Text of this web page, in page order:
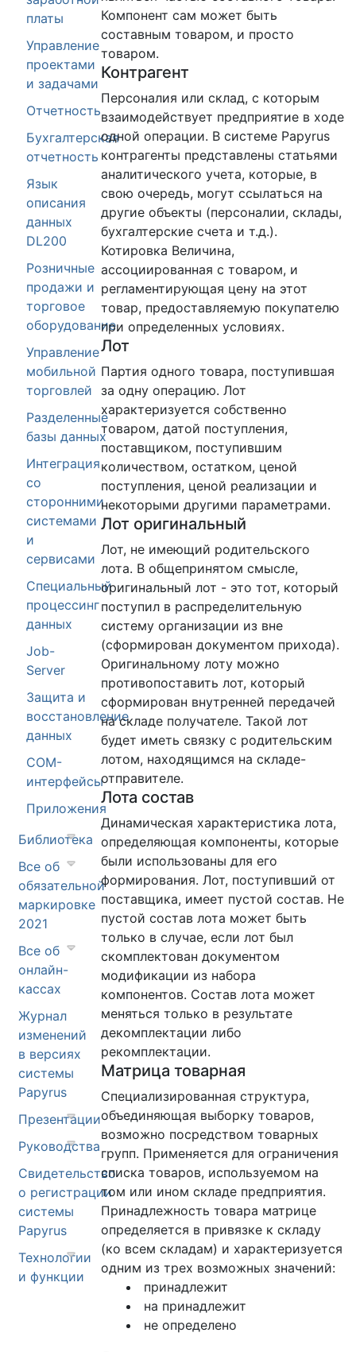
платы
Управление
проектами
и задачами
Отчетность
Бухгалтерская
отчетность
Язык
описания
данных
DL200
Розничные
продажи и
торговое
оборудование
Управление
мобильной
торговлей
Разделенные
базы данных
Интеграция
со
сторонними
системами
и
сервисами
Специальный
процессинг
данных
Job-
Server
Защита и
восстановление
данных
COM-
интерфейсы
Приложения
Библиотека
Все об
обязательной
маркировке
2021
Все об
онлайн-
кассах
Журнал
изменений
в версиях
системы
Papyrus
Презентации
Руководства
Свидетельство
о регистрации
системы
Papyrus
Технологии
и функции
Компонент сам может быть
составным товаром, и просто
товаром.
Контрагент
Персоналия или склад, с которым
взаимодействует предприятие в ходе
одной операции. В системе Papyrus
контрагенты представлены статьями
аналитического учета, которые, в
свою очередь, могут ссылаться на
другие объекты (персоналии, склады,
бухгалтерские счета и т.д.).
Котировка Величина,
ассоциированная с товаром, и
регламентирующая цену на этот
товар, предоставляемую покупателю
при определенных условиях.
Лот
Партия одного товара, поступившая
за одну операцию. Лот
характеризуется собственно
товаром, датой поступления,
поставщиком, поступившим
количеством, остатком, ценой
поступления, ценой реализации и
некоторыми другими параметрами.
Лот оригинальный
Лот, не имеющий родительского
лота. В общепринятом смысле,
оригинальный лот - это тот, который
поступил в распределительную
систему организации из вне
(сформирован документом прихода).
Оригинальному лоту можно
противопоставить лот, который
сформирован внутренней передачей
на складе получателе. Такой лот
будет иметь связку с родительским
лотом, находящимся на складе-
отправителе.
Лота состав
Динамическая характеристика лота,
определяющая компоненты, которые
были использованы для его
формирования. Лот, поступивший от
поставщика, имеет пустой состав. Не
пустой состав лота может быть
только в случае, если лот был
скомплектован документом
модификации из набора
компонентов. Состав лота может
меняться только в результате
декомплектации либо
рекомплектации.
Матрица товарная
Специализированная структура,
объединяющая выборку товаров,
возможно посредством товарных
групп. Применяется для ограничения
списка товаров, используемом на
том или ином складе предприятия.
Принадлежность товара матрице
определяется в привязке к складу
(ко всем складам) и характеризуется
одним из трех возможных значений:
принадлежит
на принадлежит
не определено